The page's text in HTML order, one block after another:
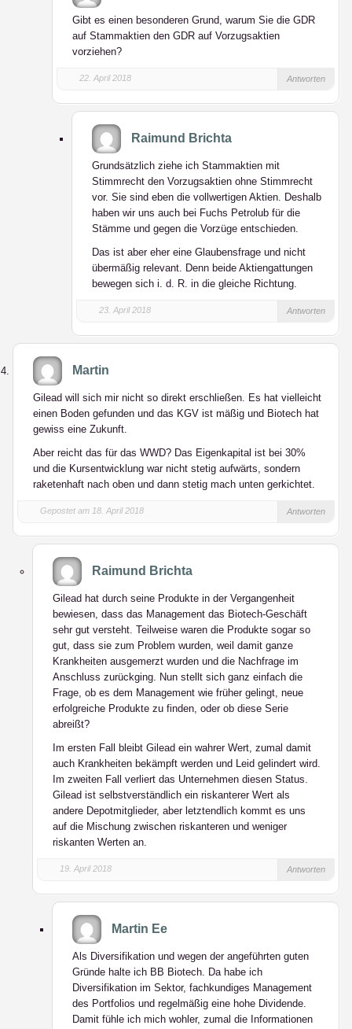
Gibt es einen besonderen Grund, warum Sie die GDR
auf Stammaktien den GDR auf Vorzugsaktien
vorziehen?
22. April 2018 Antworten
Raimund Brichta
Grundsätzlich ziehe ich Stammaktien mit
Stimmrecht den Vorzugsaktien ohne Stimmrecht
vor. Sie sind eben die vollwertigen Aktien. Deshalb
haben wir uns auch bei Fuchs Petrolub für die
Stämme und gegen die Vorzüge entschieden.
Das ist aber eher eine Glaubensfrage und nicht
übermäßig relevant. Denn beide Aktiengattungen
bewegen sich i. d. R. in die gleiche Richtung.
23. April 2018 Antworten
Martin
Gilead will sich mir nicht so direkt erschließen. Es hat vielleicht
einen Boden gefunden und das KGV ist mäßig und Biotech hat
gewiss eine Zukunft.
Aber reicht das für das WWD? Das Eigenkapital ist bei 30%
und die Kursentwicklung war nicht stetig aufwärts, sondern
raketenhaft nach oben und dann stetig mach unten gerkichtet.
Gepostet am 18. April 2018 Antworten
Raimund Brichta
Gilead hat durch seine Produkte in der Vergangenheit
bewiesen, dass das Management das Biotech-Geschäft
sehr gut versteht. Teilweise waren die Produkte sogar so
gut, dass sie zum Problem wurden, weil damit ganze
Krankheiten ausgemerzt wurden und die Nachfrage im
Anschluss zurückging. Nun stellt sich ganz einfach die
Frage, ob es dem Management wie früher gelingt, neue
erfolgreiche Produkte zu finden, oder ob diese Serie
abreißt?
Im ersten Fall bleibt Gilead ein wahrer Wert, zumal damit
auch Krankheiten bekämpft werden und Leid gelindert wird.
Im zweiten Fall verliert das Unternehmen diesen Status.
Gilead ist selbstverständlich ein riskanterer Wert als
andere Depotmitglieder, aber letztendlich kommt es uns
auf die Mischung zwischen riskanteren und weniger
riskanten Werten an.
19. April 2018 Antworten
Martin Ee
Als Diversifikation und wegen der angeführten guten
Gründe halte ich BB Biotech. Da habe ich
Diversifikation im Sektor, fachkundiges Management
des Portfolios und regelmäßig eine hohe Dividende.
Damit fühle ich mich wohler, zumal die Informationen